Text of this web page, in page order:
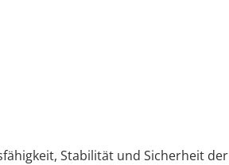
Stabilität und Sicherheit der